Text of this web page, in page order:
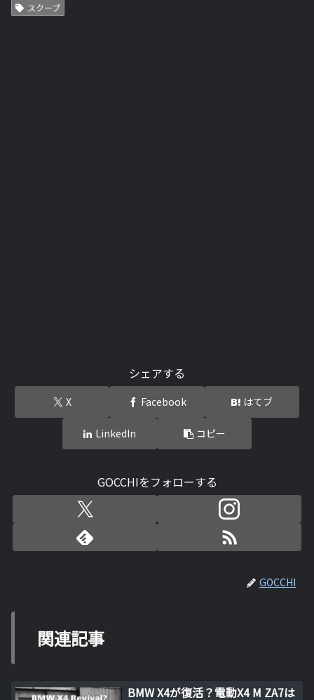
スクープ
シェアする
X Facebook はてブ
LinkedIn コピー
GOCCHIをフォローする
GOCCHI
関連記事
BMW X4が復活？電動X4 M ZA7は